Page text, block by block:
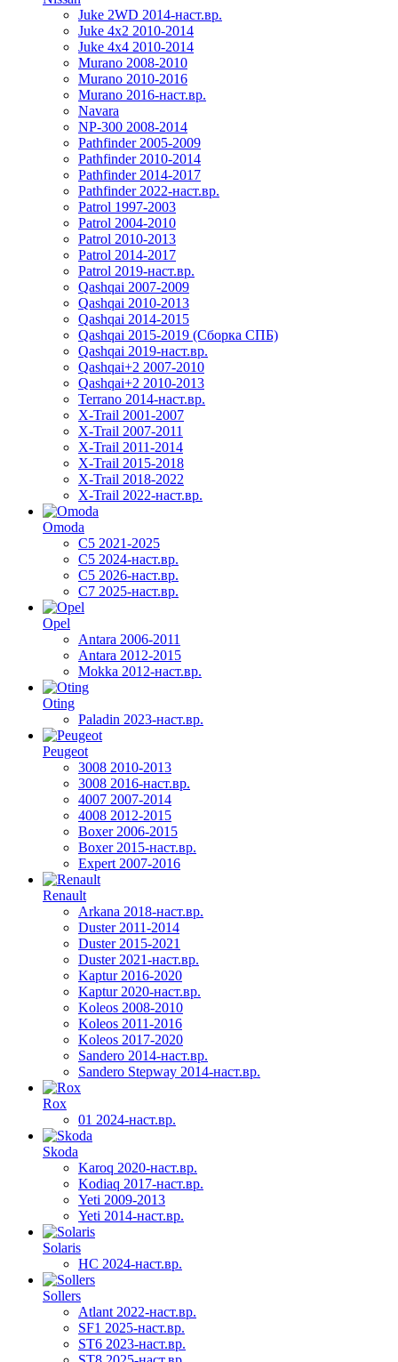
Juke 2WD 2014-наст.вр.
Juke 4x2 2010-2014
Juke 4x4 2010-2014
Murano 2008-2010
Murano 2010-2016
Murano 2016-наст.вр.
Navara
NP-300 2008-2014
Pathfinder 2005-2009
Pathfinder 2010-2014
Pathfinder 2014-2017
Pathfinder 2022-наст.вр.
Patrol 1997-2003
Patrol 2004-2010
Patrol 2010-2013
Patrol 2014-2017
Patrol 2019-наст.вр.
Qashqai 2007-2009
Qashqai 2010-2013
Qashqai 2014-2015
Qashqai 2015-2019 (Сборка СПБ)
Qashqai 2019-наст.вр.
Qashqai+2 2007-2010
Qashqai+2 2010-2013
Terrano 2014-наст.вр.
X-Trail 2001-2007
X-Trail 2007-2011
X-Trail 2011-2014
X-Trail 2015-2018
X-Trail 2018-2022
X-Trail 2022-наст.вр.
Omoda
C5 2021-2025
C5 2024-наст.вр.
C5 2026-наст.вр.
C7 2025-наст.вр.
Opel
Antara 2006-2011
Antara 2012-2015
Mokka 2012-наст.вр.
Oting
Paladin 2023-наст.вр.
Peugeot
3008 2010-2013
3008 2016-наст.вр.
4007 2007-2014
4008 2012-2015
Boxer 2006-2015
Boxer 2015-наст.вр.
Expert 2007-2016
Renault
Arkana 2018-наст.вр.
Duster 2011-2014
Duster 2015-2021
Duster 2021-наст.вр.
Kaptur 2016-2020
Kaptur 2020-наст.вр.
Koleos 2008-2010
Koleos 2011-2016
Koleos 2017-2020
Sandero 2014-наст.вр.
Sandero Stepway 2014-наст.вр.
Rox
01 2024-наст.вр.
Skoda
Karoq 2020-наст.вр.
Kodiaq 2017-наст.вр.
Yeti 2009-2013
Yeti 2014-наст.вр.
Solaris
HC 2024-наст.вр.
Sollers
Atlant 2022-наст.вр.
SF1 2025-наст.вр.
ST6 2023-наст.вр.